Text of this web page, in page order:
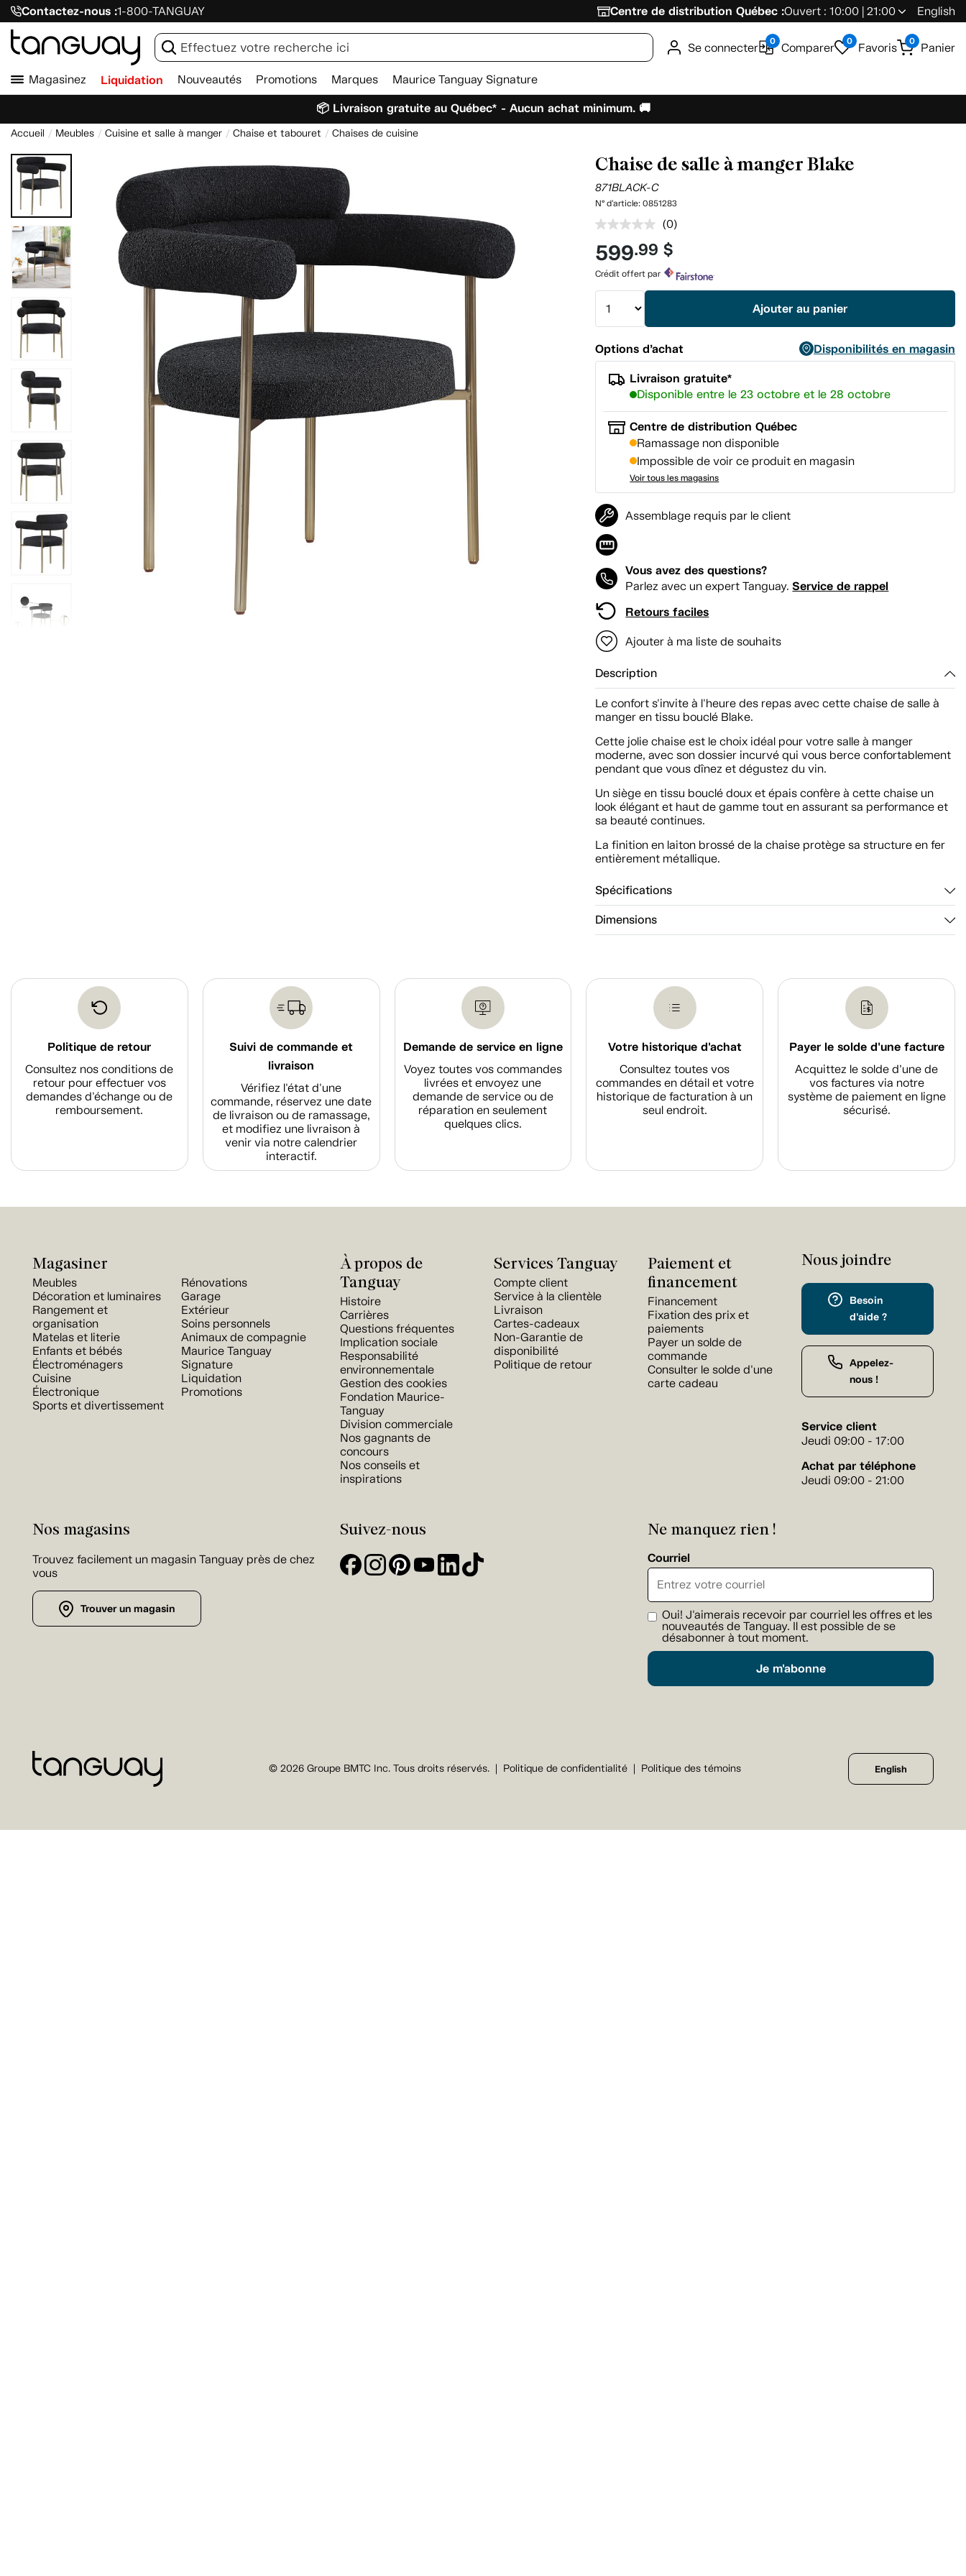
Contactez-nous :1-800-TANGUAY Centre de distribution Québec :Ouvert : 10:00 | 21:00 English
Se connecter 0 Comparer 0 Favoris 0 Panier
Magasinez Liquidation Nouveautés Promotions Marques Maurice Tanguay Signature
📦 Livraison gratuite au Québec* - Aucun achat minimum. 🚚
Accueil Meubles Cuisine et salle à manger Chaise et tabouret Chaises de cuisine
Chaise de salle à manger Blake
871BLACK-C
N° d'article:0851283
Aucune
cote
pour
produit.
(0)
599.99 $
Crédit offert par
Ajouter au panier
Options d’achat
Disponibilités en magasin
Livraison gratuite*
Disponible entre le 23 octobre et le 28 octobre
Centre de distribution Québec
Ramassage non disponible
Impossible de voir ce produit en magasin
Voir tous les magasins
Assemblage requis par le client
Vous avez des questions?
Parlez avec un expert Tanguay.Service de rappel
Retours faciles
Ajouter à ma liste de souhaits
Description
Le confort s'invite à l'heure des repas avec cette chaise de salle à
manger en tissu bouclé Blake.
Cette jolie chaise est le choix idéal pour votre salle à manger
moderne, avec son dossier incurvé qui vous berce confortablement
pendant que vous dînez et dégustez du vin.
Un siège en tissu bouclé doux et épais confère à cette chaise un
look élégant et haut de gamme tout en assurant sa performance et
sa beauté continues.
La finition en laiton brossé de la chaise protège sa structure en fer
entièrement métallique.
Spécifications
Dimensions
Politique de retour
Consultez nos conditions de
retour pour effectuer vos
demandes d'échange ou de
remboursement.
Suivi de commande et
livraison
Vérifiez l'état d'une
commande, réservez une date
de livraison ou de ramassage,
et modifiez une livraison à
venir via notre calendrier
interactif.
Demande de service en ligne
Voyez toutes vos commandes
livrées et envoyez une
demande de service ou de
réparation en seulement
quelques clics.
Votre historique d'achat
Consultez toutes vos
commandes en détail et votre
historique de facturation à un
seul endroit.
Payer le solde d'une facture
Acquittez le solde d’une de
vos factures via notre
système de paiement en ligne
sécurisé.
Magasiner
Meubles
Décoration et luminaires
Rangement et
organisation
Matelas et literie
Enfants et bébés
Électroménagers
Cuisine
Électronique
Sports et divertissement
Rénovations
Garage
Extérieur
Soins personnels
Animaux de compagnie
Maurice Tanguay
Signature
Liquidation
Promotions
À propos de
Tanguay
Histoire
Carrières
Questions fréquentes
Implication sociale
Responsabilité
environnementale
Gestion des cookies
Fondation Maurice-
Tanguay
Division commerciale
Nos gagnants de
concours
Nos conseils et
inspirations
Services Tanguay
Compte client
Service à la clientèle
Livraison
Cartes-cadeaux
Non-Garantie de
disponibilité
Politique de retour
Paiement et
financement
Financement
Fixation des prix et
paiements
Payer un solde de
commande
Consulter le solde d'une
carte cadeau
Nous joindre
Besoin
d'aide ?
Appelez-
nous !
Service client
Jeudi 09:00 - 17:00
Achat par téléphone
Jeudi 09:00 - 21:00
Nos magasins
Trouvez facilement un magasin Tanguay près de chez
vous
Trouver un magasin
Suivez-nous Ne manquez rien !
Courriel
Oui! J'aimerais recevoir par courriel les offres et les
nouveautés de Tanguay. Il est possible de se
désabonner à tout moment.
Je m'abonne
© 2026 Groupe BMTC Inc. Tous droits réservés. Politique de confidentialité Politique des témoins English